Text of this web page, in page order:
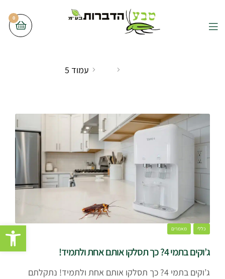
פתח סרגל נגישות
0
כללי
עמוד 5
כללי מאמרים
ג’וקים בתמי 4? כך תסלקו אותם אחת ולתמיד!
ג’וקים בתמי 4? כך תסלקו אותם אחת ולתמיד! נתקלתם